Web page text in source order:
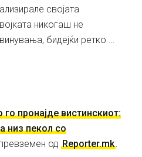
својата
никогаш не
бидејќи ретко …
пронајде вистинскиот:
низ пекол со
од Reporter.mk.